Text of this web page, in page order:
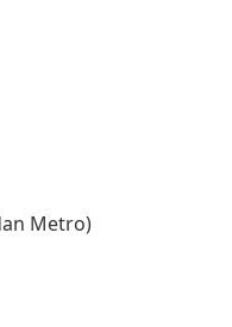
Metro)